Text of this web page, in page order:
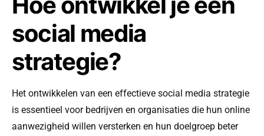
social media
strategie?
Het ontwikkelen van een effectieve social media strategie
is essentieel voor bedrijven en organisaties die hun online
aanwezigheid willen versterken en hun doelgroep beter